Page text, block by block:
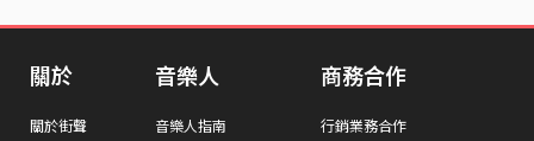
關於
關於街聲
音樂人
音樂人指南
商務合作
行銷業務合作